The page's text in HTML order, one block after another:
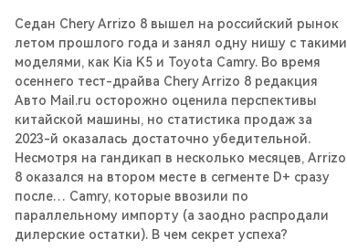
Седан Chery Arrizo 8 вышел на российский рынок
летом прошлого года и занял одну нишу с такими
моделями, как Kia K5 и Toyota Camry. Во время
осеннего тест-драйва Chery Arrizo 8 редакция
Авто Mail.ru осторожно оценила перспективы
китайской машины, но статистика продаж за
2023-й оказалась достаточно убедительной.
Несмотря на гандикап в несколько месяцев, Arrizo
8 оказался на втором месте в сегменте D+ сразу
после… Camry, которые ввозили по
параллельному импорту (а заодно распродали
дилерские остатки). В чем секрет успеха?